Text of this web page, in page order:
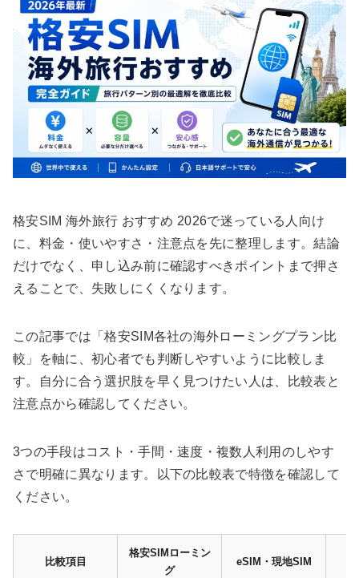
格安SIM 海外旅行 おすすめ 2026で迷っている人向け
に、料金・使いやすさ・注意点を先に整理します。結論
だけでなく、申し込み前に確認すべきポイントまで押さ
えることで、失敗しにくくなります。
この記事では「格安SIM各社の海外ローミングプラン比
較」を軸に、初心者でも判断しやすいように比較しま
す。自分に合う選択肢を早く見つけたい人は、比較表と
注意点から確認してください。
3つの手段はコスト・手間・速度・複数人利用のしやす
さで明確に異なります。以下の比較表で特徴を確認して
ください。
比較項目
格安SIMローミン
グ
eSIM・現地SIM